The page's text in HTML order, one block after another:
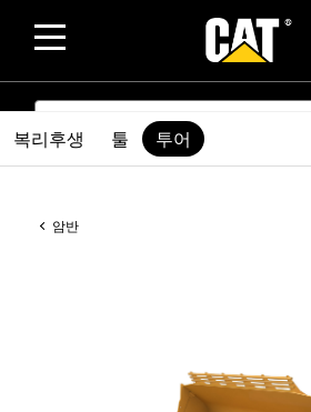
SEARCH
암반
복리후생 툴 투어